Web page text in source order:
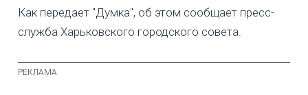
Как передает "Думка", об этом сообщает пресс-
служба Харьковского городского совета.